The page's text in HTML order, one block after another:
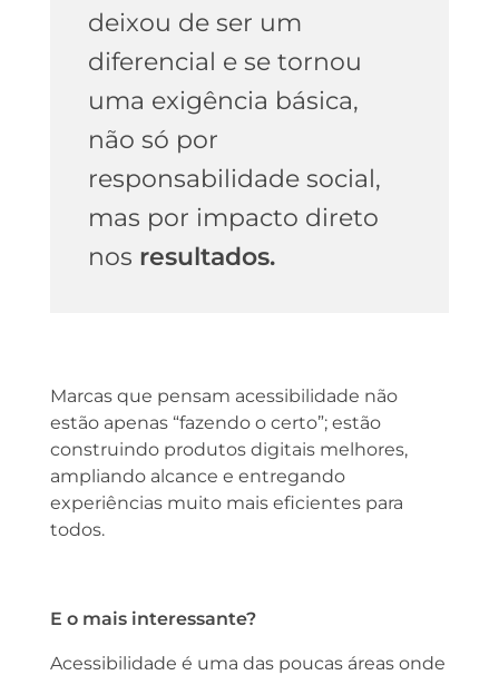
deixou de ser um
diferencial e se tornou
uma exigência básica,
não só por
responsabilidade social,
mas por impacto direto
nos resultados.
Marcas que pensam acessibilidade não
estão apenas “fazendo o certo”; estão
construindo produtos digitais melhores,
ampliando alcance e entregando
experiências muito mais eficientes para
todos.
E o mais interessante?
Acessibilidade é uma das poucas áreas onde